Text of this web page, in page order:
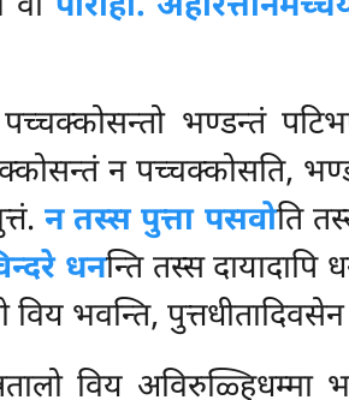
भण्डन्तं
न पच्चक्कोसति,
न तस्स पुत्ता पसवोति
धनन्ति तस्स दायादापि
भवन्ति,
विय अविरुळ्हिधम्मा